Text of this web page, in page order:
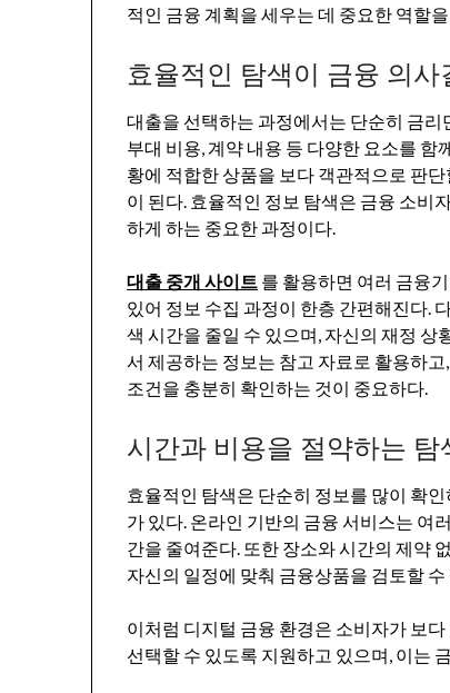
적인 금융 계획을 세우는 데 중요한 역할을
효율적인 탐색이 금융 의
대출을 선택하는 과정에서는 단순히 금리
부대 비용, 계약 내용 등 다양한 요소를
황에 적합한 상품을 보다 객관적으로 판
이 된다. 효율적인 정보 탐색은 금융 소비
하게 하는 중요한 과정이다.
대출 중개 사이트 를 활용하면 여러 금융
있어 정보 수집 과정이 한층 간편해진다.
색 시간을 줄일 수 있으며, 자신의 재정 상
서 제공하는 정보는 참고 자료로 활용하
조건을 충분히 확인하는 것이 중요하다.
시간과 비용을 절약하는 탐
효율적인 탐색은 단순히 정보를 많이 확
가 있다. 온라인 기반의 금융 서비스는 여
간을 줄여준다. 또한 장소와 시간의 제약
자신의 일정에 맞춰 금융상품을 검토할 수
이처럼 디지털 금융 환경은 소비자가 보
선택할 수 있도록 지원하고 있으며, 이는